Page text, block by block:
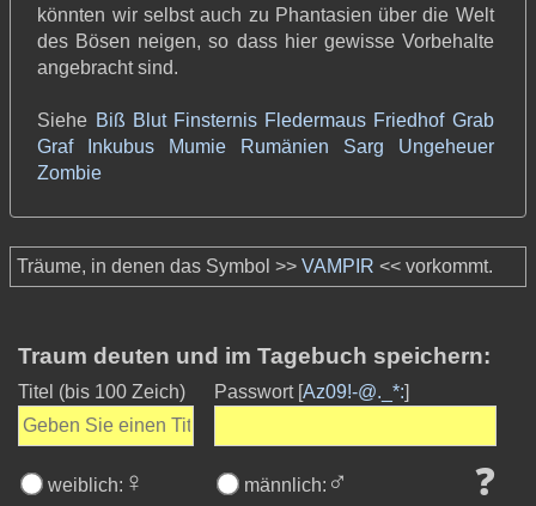
könnten wir selbst auch zu Phantasien über die Welt
des Bösen neigen, so dass hier gewisse Vorbehalte
angebracht sind.
Siehe Biß Blut Finsternis Fledermaus Friedhof Grab
Graf
Inkubus Mumie Rumänien Sarg
Ungeheuer
Zombie
Träume, in denen das Symbol >> VAMPIR << vorkommt.
Traum deuten und im Tagebuch speichern:
Titel (bis 100 Zeich) Passwort [Az09!-@._*:]
weiblich: ♀ männlich: ♂ ❓